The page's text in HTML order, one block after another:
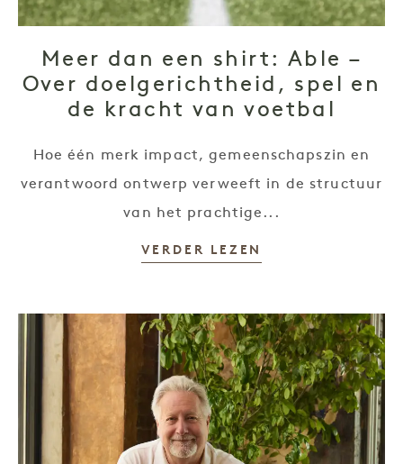
Meer dan een shirt: Able –
Over doelgerichtheid, spel en
de kracht van voetbal
Hoe één merk impact, gemeenschapszin en
verantwoord ontwerp verweeft in de structuur
van het prachtige...
VERDER LEZEN